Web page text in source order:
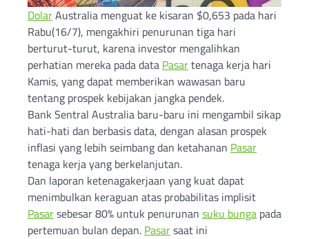
DolarAustralia menguat ke kisaran $0,653 pada hari
Rabu(16/7), mengakhiri penurunan tiga hari
berturut-turut, karena investor mengalihkan
perhatian mereka pada data Pasartenaga kerja hari
Kamis, yang dapat memberikan wawasan baru
tentang prospek kebijakan jangka pendek.
Bank Sentral Australia baru-baru ini mengambil sikap
hati-hati dan berbasis data, dengan alasan prospek
inflasi yang lebih seimbang dan ketahanan Pasar
tenaga kerja yang berkelanjutan.
Dan laporan ketenagakerjaan yang kuat dapat
menimbulkan keraguan atas probabilitas implisit
Pasarsebesar 80% untuk penurunan suku bunga pada
pertemuan bulan depan. Pasarsaat ini